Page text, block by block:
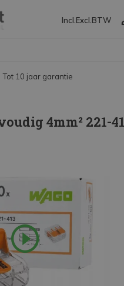
Incl. Excl. BTW
verzending vanaf €49,-*
4mm² 221-